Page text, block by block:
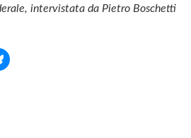
intervistata da Pietro Boschetti